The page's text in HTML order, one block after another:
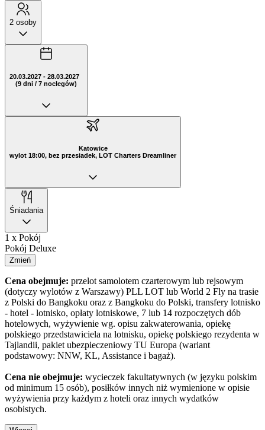
2 osoby
20.03.2027 - 28.03.2027
(9 dni / 7 noclegów)
Katowice
wylot 18:00, bez przesiadek, LOT Charters Dreamliner
Śniadania
1 x Pokój
Pokój Deluxe
Zmień
Cena obejmuje: przelot samolotem czarterowym lub rejsowym
(dotyczy wylotów z Warszawy) PLL LOT lub World 2 Fly na trasie
z Polski do Bangkoku oraz z Bangkoku do Polski, transfery lotnisko
- hotel - lotnisko, opłaty lotniskowe, 7 lub 14 rozpoczętych dób
hotelowych, wyżywienie wg. opisu zakwaterowania, opiekę
polskiego przedstawiciela na lotnisku, opiekę polskiego rezydenta w
Tajlandii, pakiet ubezpieczeniowy TU Europa (wariant
podstawowy: NNW, KL, Assistance i bagaż).
Cena nie obejmuje: wycieczek fakultatywnych (w języku polskim
od minimum 15 osób), posiłków innych niż wymienione w opisie
wyżywienia przy każdym z hoteli oraz innych wydatków
osobistych.